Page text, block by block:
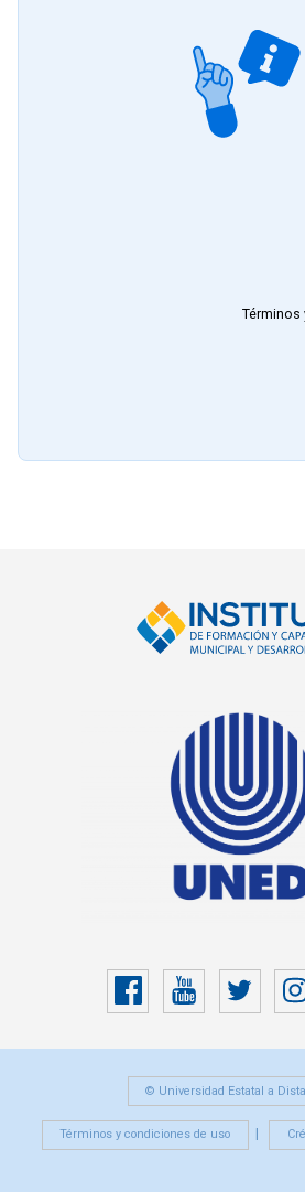
Términos
Facebook
YouTube
© Universidad Estatal a
Términos y condiciones de uso